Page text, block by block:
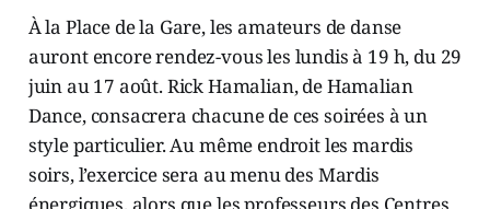
À la Place de la Gare, les amateurs de danse
auront encore rendez-vous les lundis à 19 h, du 29
juin au 17 août. Rick Hamalian, de Hamalian
Dance, consacrera chacune de ces soirées à un
style particulier. Au même endroit les mardis
soirs, l’exercice sera au menu des Mardis